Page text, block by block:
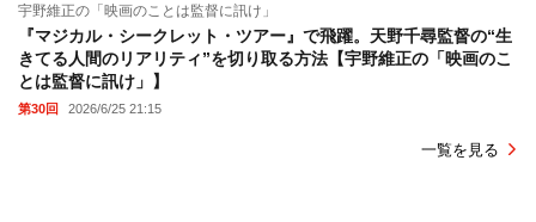
宇野維正の「映画のことは監督に訊け」
『マジカル・シークレット・ツアー』で飛躍。天野千尋監督の“生
きてる人間のリアリティ”を切り取る方法【宇野維正の「映画のこ
とは監督に訊け」】
第30回 2026/6/25 21:15
一覧を見る